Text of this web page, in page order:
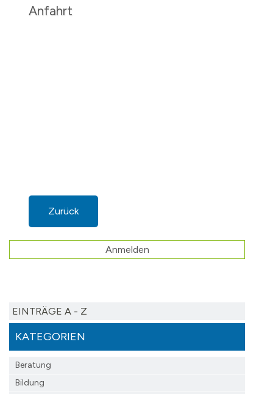
Anfahrt
Zurück
Anmelden
EINTRÄGE A - Z
KATEGORIEN
Beratung
Bildung